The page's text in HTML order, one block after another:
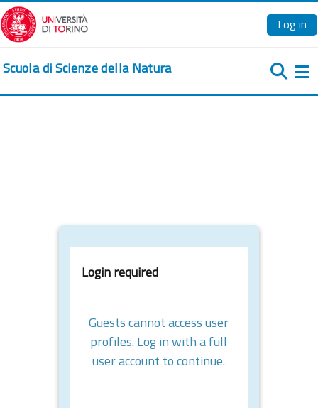
Skip to main content
Log in
Scuola di Scienze della Natura
Login required
Guests cannot access user
profiles. Log in with a full
user account to continue.